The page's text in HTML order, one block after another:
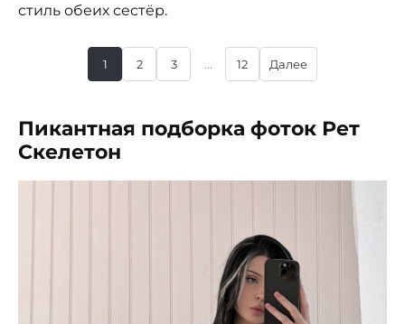
стиль обеих сестёр.
1 2 3 ... 12 Далее
Пикантная подборка фоток Рет
Скелетон